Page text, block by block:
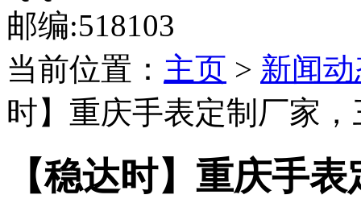
邮编:518103
当前位置： 主页 > 新闻
时】重庆手表定制厂家
【稳达时】重庆手